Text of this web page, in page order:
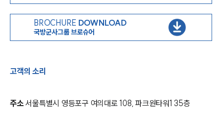
BROCHURE DOWNLOAD
국방군사그룹 브로슈어
고객의 소리
주소서울특별시 영등포구 여의대로 108, 파크원타워1 35층